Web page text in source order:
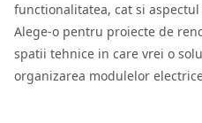
functionalitatea, cat si
Alege-o pentru proiecte de
spatii tehnice in care vrei o
organizarea modulelor